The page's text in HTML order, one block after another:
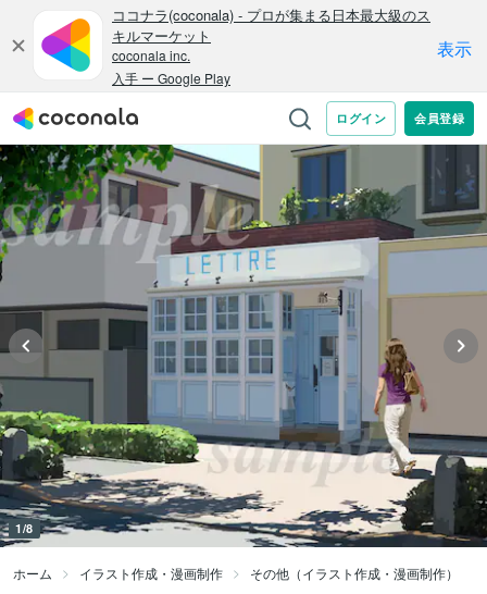
1/8
ホーム イラスト作成・漫画制作 その他（イラスト作成・漫画制作）